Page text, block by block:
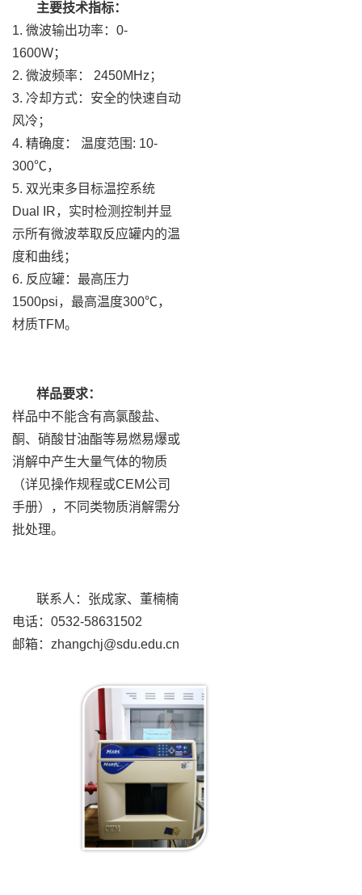
主要技术指标：
1. 微波输出功率：0-
1600W；
2. 微波频率： 2450MHz；
3. 冷却方式：安全的快速自动
风冷；
4. 精确度： 温度范围: 10-
300℃，
5. 双光束多目标温控系统
Dual IR，实时检测控制并显
示所有微波萃取反应罐内的温
度和曲线；
6. 反应罐：最高压力
1500psi，最高温度300℃，
材质TFM。
样品要求：
样品中不能含有高氯酸盐、
酮、硝酸甘油酯等易燃易爆或
消解中产生大量气体的物质
（详见操作规程或CEM公司
手册），不同类物质消解需分
批处理。
联系人：张成家、董楠楠
电话：0532-58631502
邮箱：zhangchj@sdu.edu.cn